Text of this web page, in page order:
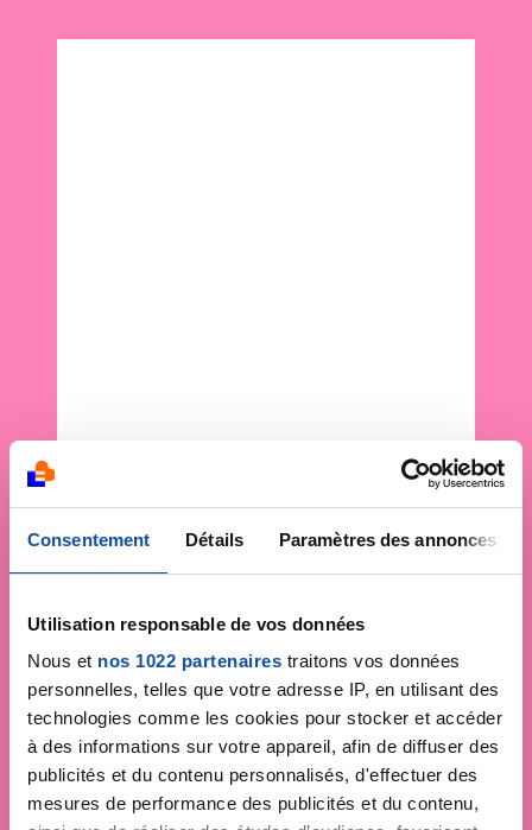
Consentement Détails Paramètres des annonces
Utilisation responsable de vos données
Nous et nos 1022 partenaires traitons vos données
personnelles, telles que votre adresse IP, en utilisant des
technologies comme les cookies pour stocker et accéder
à des informations sur votre appareil, afin de diffuser des
publicités et du contenu personnalisés, d'effectuer des
mesures de performance des publicités et du contenu,